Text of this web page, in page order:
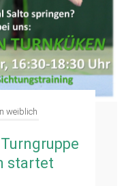
weiblich
startet